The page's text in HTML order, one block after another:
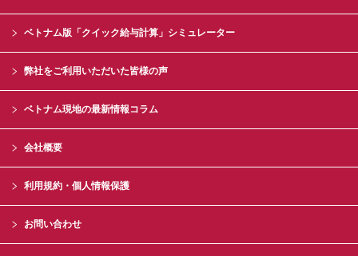
ベトナム版「クイック給与計算」シミュレーター
弊社をご利用いただいた皆様の声
ベトナム現地の最新情報コラム
会社概要
利用規約・個人情報保護
お問い合わせ